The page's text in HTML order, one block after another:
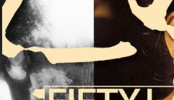
Projecten
Nieuws